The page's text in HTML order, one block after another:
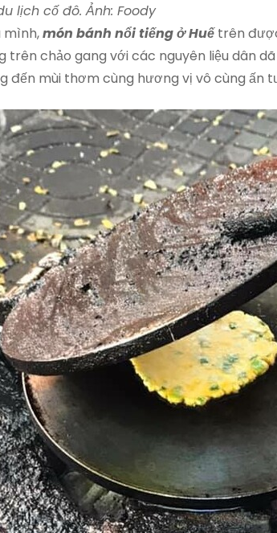
lịch cố đô. Ảnh: Foody
mình,món bánh nổi tiếng ở Huếtrên
trên chảo gang với các nguyên liệu dân
đến mùi thơm cùng hương vị vô cùng ấn